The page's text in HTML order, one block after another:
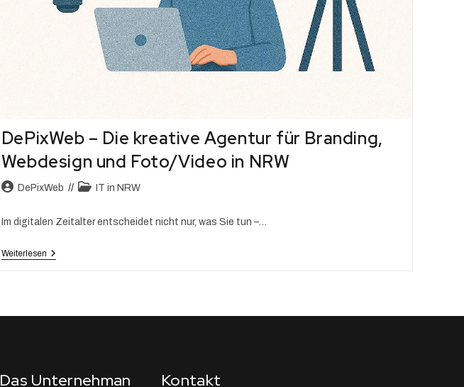
DePixWeb – Die kreative Agentur für Branding,
Webdesign und Foto/Video in NRW
DePixWeb IT in NRW
Im digitalen Zeitalter entscheidet nicht nur, was Sie tun –…
Weiterlesen
Das Unternehman Kontakt